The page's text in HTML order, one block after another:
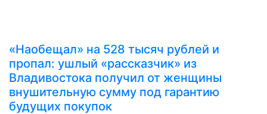
«Наобещал» на 528 тысяч рублей и
пропал: ушлый «рассказчик» из
Владивостока получил от женщины
внушительную сумму под гарантию
будущих покупок